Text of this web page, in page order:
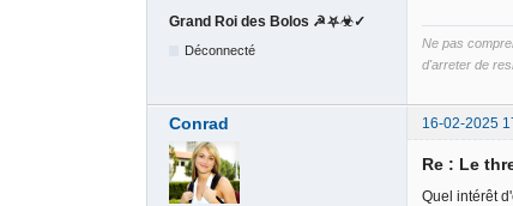
Grand Roi des Bolos ☭⛧☣✓
Déconnecté
Ne pas
d'arreter de
Conrad 16-02-2025
Re : Le
Quel intérêt